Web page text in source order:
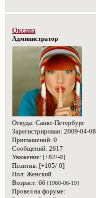
Оксана
Администратор
Откуда: Санкт-Петербург
Зарегистрирован: 2009-04-08
Приглашений: 0
Сообщений: 2617
Уважение: [+82/-0]
Позитив: [+105/-0]
Пол: Женский
Возраст: 66 [1960-06-19]
Провел на форуме: